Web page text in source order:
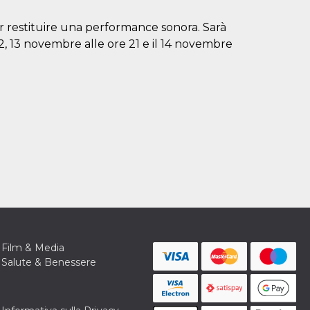
restituire una performance sonora. Sarà
13 novembre alle ore 21 e il 14 novembre
Film & Media
Salute & Benessere